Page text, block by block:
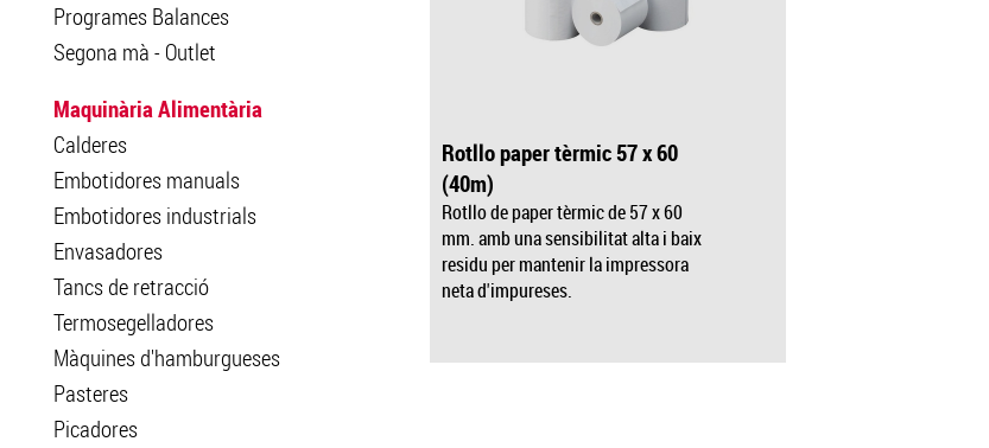
Programes Balances
Segona mà - Outlet
Maquinària Alimentària
Calderes
Embotidores manuals
Embotidores industrials
Envasadores
Tancs de retracció
Termosegelladores
Màquines d'hamburgueses
Pasteres
Picadores
Rotllo paper tèrmic 57 x 60
(40m)
Rotllo de paper tèrmic de 57 x 60
mm. amb una sensibilitat alta i baix
residu per mantenir la impressora
neta d'impureses.